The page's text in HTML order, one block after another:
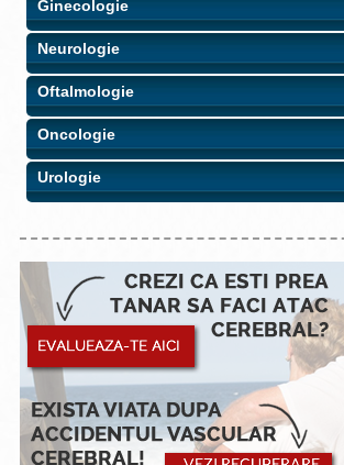
Ginecologie
Neurologie
Oftalmologie
Oncologie
Urologie